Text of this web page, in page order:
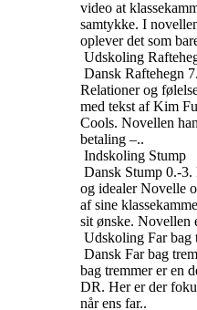
video at
samtykke. I
oplever det som
Udskoling
Dansk Raftehegn
Relationer og
med tekst af Kim
Cools. Novellen
betaling –..
Indskoling Stump
Dansk Stump 0.-3.
og idealer Novelle
af sine
sit ønske. Novellen
Udskoling Far bag
Dansk Far bag
bag tremmer er en
DR. Her er der
når ens far..